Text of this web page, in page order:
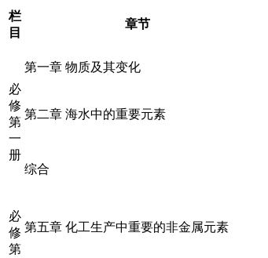
栏
目
章节
必
修
第
一
册
第一章 物质及其变化
第二章 海水中的重要元素
综合
必
修
第
第五章 化工生产中重要的非金属元素